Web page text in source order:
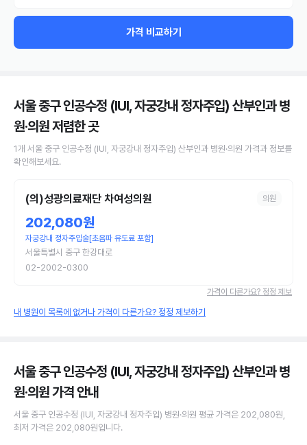
가격 비교하기
서울 중구 인공수정 (IUI, 자궁강내 정자주입) 산부인과 병
원·의원저렴한 곳
1개 서울 중구 인공수정 (IUI, 자궁강내 정자주입) 산부인과 병원·의원 가격과 정보를
확인해보세요.
(의)성광의료재단 차여성의원 의원
202,080원
자궁강내 정자주입술[초음파 유도료 포함]
서울특별시 중구 한강대로
02-2002-0300
가격이 다른가요? 정정 제보
내 병원이 목록에 없거나 가격이 다른가요? 정정 제보하기
서울 중구 인공수정 (IUI, 자궁강내 정자주입) 산부인과 병
원·의원가격 안내
서울 중구 인공수정 (IUI, 자궁강내 정자주입) 병원·의원 평균 가격은 202,080원
최저 가격은 202,080원입니다.